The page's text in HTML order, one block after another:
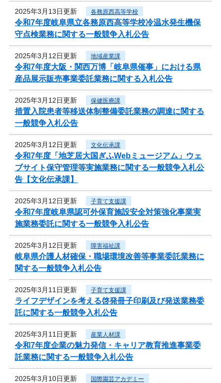
2025年3月13日更新 各務原西高等学校
令和7年度岐阜県立各務原西高等学校冷温水発生機保
守点検業務に関する一般競争入札公告
2025年3月12日更新 地域産業課
令和7年度大阪・関西万博「岐阜県催事」における県
産品展示販売事業委託業務に関する入札公告
2025年3月12日更新 保健医療課
措置入院患者等移送体制整備委託業務の調達に関する
一般競争入札公告
2025年3月12日更新 文化伝承課
令和7年度「地芝居大国ぎふWebミュージアム」ウェ
ブサイト保守管理等実施業務に関する一般競争入札公
告【文化伝承課】
2025年3月12日更新 子育て支援課
令和7年度岐阜県認可外保育施設安全対策強化事業実
施業務委託に関する一般競争入札公告
2025年3月12日更新 障害福祉課
岐阜県介護人材確保・職場環境改善等事業委託業務に
関する一般競争入札公告
2025年3月11日更新 子育て支援課
ライフデザインを考える啓発冊子印刷及び発送業務委
託に関する一般競争入札公告
2025年3月11日更新 産業人材課
令和7年度企業の魅力発信・キャリア教育推進事業委
託業務に関する一般競争入札公告
2025年3月10日更新 国際園芸アカデミー